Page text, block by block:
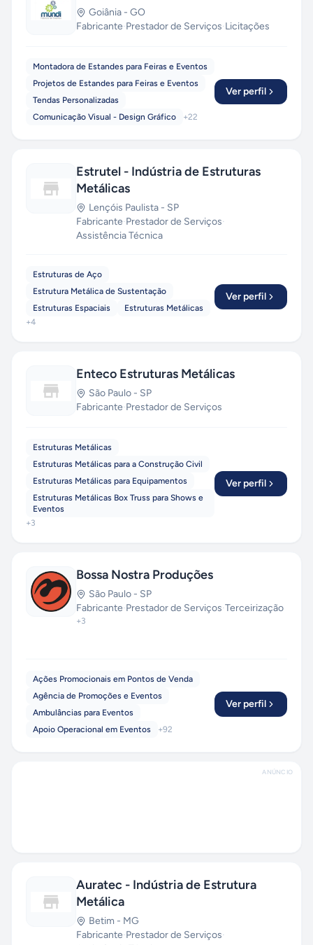
Goiânia - GO
Fabricante·Prestador de Serviços·Licitações
Montadora de Estandes para Feiras e Eventos
Projetos de Estandes para Feiras e Eventos
Tendas Personalizadas
Comunicação Visual - Design Gráfico
+22
Ver perfil
Estrutel - Indústria de Estruturas
Metálicas
Lençóis Paulista - SP
Fabricante·Prestador de Serviços·
Assistência Técnica
Estruturas de Aço
Estrutura Metálica de Sustentação
Estruturas Espaciais
Estruturas Metálicas
+4
Ver perfil
Enteco Estruturas Metálicas
São Paulo - SP
Fabricante·Prestador de Serviços
Estruturas Metálicas
Estruturas Metálicas para a Construção Civil
Estruturas Metálicas para Equipamentos
Estruturas Metálicas Box Truss para Shows e
Eventos
+3
Ver perfil
Bossa Nostra Produções
São Paulo - SP
Fabricante·Prestador de Serviços·Terceirização
+3
Ações Promocionais em Pontos de Venda
Agência de Promoções e Eventos
Ambulâncias para Eventos
Apoio Operacional em Eventos
+92
Ver perfil
ANÚNCIO
Auratec - Indústria de Estrutura
Metálica
Betim - MG
Fabricante·Prestador de Serviços·